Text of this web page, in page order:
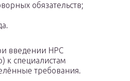
обязательств;
введении НРС
к специалистам
требования.